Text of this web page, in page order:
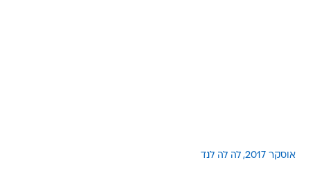
אוסקר 2017 לה לה לנד